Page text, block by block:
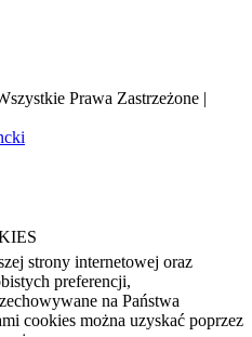
Prawa Zastrzeżone |
strony internetowej oraz
preferencji,
na Państwa
cookies można uzyskać poprzez